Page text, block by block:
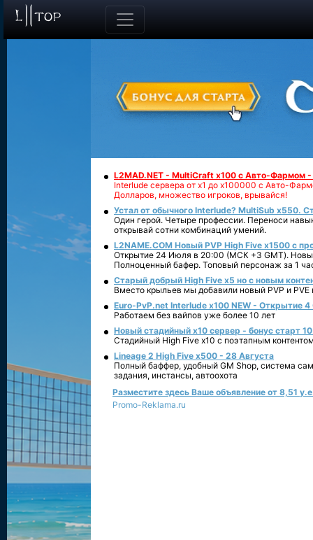
L2MAD.NET - MultiCraft x100 с Авто-Фармом
Interlude сервера от х1 до х100000 с Авто-
Долларов, множество игроков, врывайся!
Устал от обычного Interlude? MultiSub x550.
Один герой. Четыре профессии. Переноси
открывай сотни комбинаций умений.
L2NAME.COM Новый PVP High Five x1500 с
Открытие 24 Июля в 20:00 (МСК +3 GMT).
Полноценный бафер. Топовый персонаж за 1
Старый добрый High Five x5 но с новым
Вместо крыльев мы добавили новый PVP и PVE
Euro-PvP.net Interlude х100 NEW - Открытие 4
Работаем без вайпов уже более 10 лет
Новый стадийный х10 сервер - бонус старт
Стадийный High Five x10 с поэтапным
Lineage 2 High Five x500 - 28 Августа
Полный баффер, удобный GM Shop, система
задания, инстансы, автоохота
Разместите здесь Ваше объявление от 8,51
Promo-Reklama.ru